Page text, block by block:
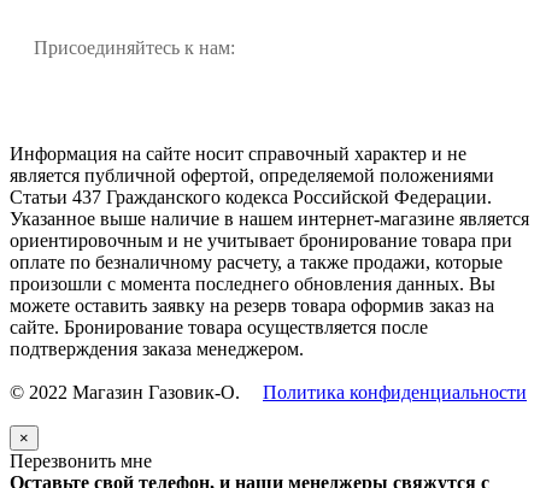
Присоединяйтесь к нам:
Информация на сайте носит справочный характер и не
является публичной офертой, определяемой положениями
Статьи 437 Гражданского кодекса Российской Федерации.
Указанное выше наличие в нашем интернет-магазине является
ориентировочным и не учитывает бронирование товара при
оплате по безналичному расчету, а также продажи, которые
произошли с момента последнего обновления данных. Вы
можете оставить заявку на резерв товара оформив заказ на
сайте. Бронирование товара осуществляется после
подтверждения заказа менеджером.
© 2022 Магазин Газовик-О. Политика конфиденциальности
×
Перезвонить мне
Оставьте свой телефон, и наши менеджеры свяжутся с